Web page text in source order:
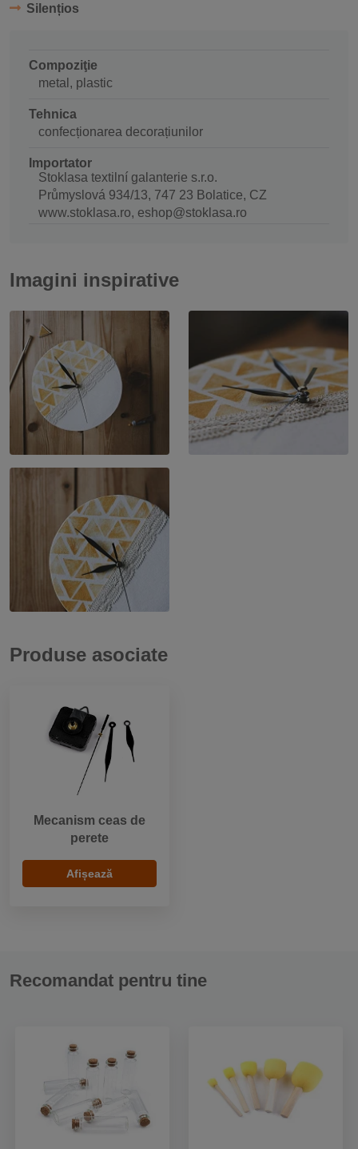
Silențios
Compoziţie
metal, plastic
Tehnica
confecționarea decorațiunilor
Importator
Stoklasa textilní galanterie s.r.o.
Průmyslová 934/13, 747 23 Bolatice, CZ
www.stoklasa.ro, eshop@stoklasa.ro
Imagini inspirative
Produse asociate
Mecanism ceas de
perete
Afișează
Recomandat pentru tine